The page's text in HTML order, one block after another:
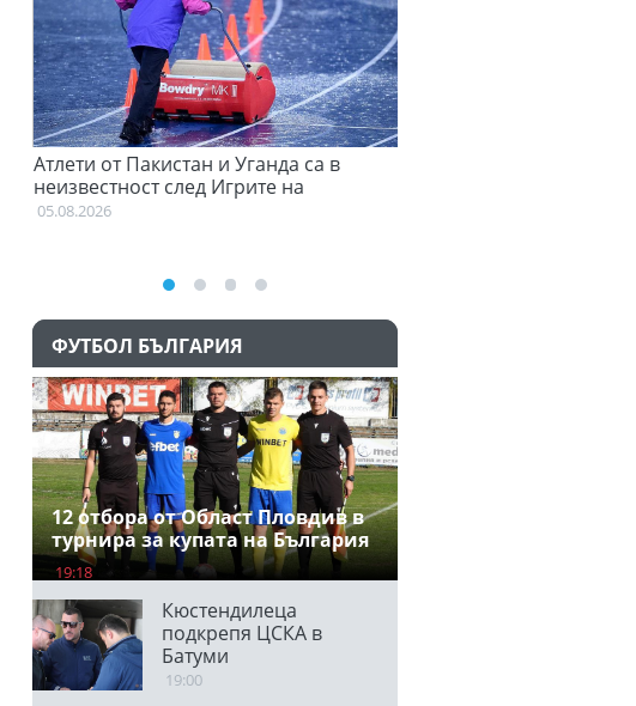
Атлети от Пакистан и Уганда са в
неизвестност след Игрите на
Британската общност
05.08.2026
ФУТБОЛ БЪЛГАРИЯ
12 отбора от Област Пловдив в
турнира за купата на България
19:18
Кюстендилеца
подкрепя ЦСКА в
Батуми
19:00